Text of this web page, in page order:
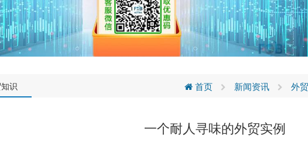
识 首页 新闻资讯 外
一个耐人寻味的外贸实例